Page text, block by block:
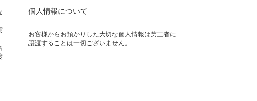
個人情報について
お客様からお預かりした大切な個人情報は第三者に
譲渡することは一切ございません。